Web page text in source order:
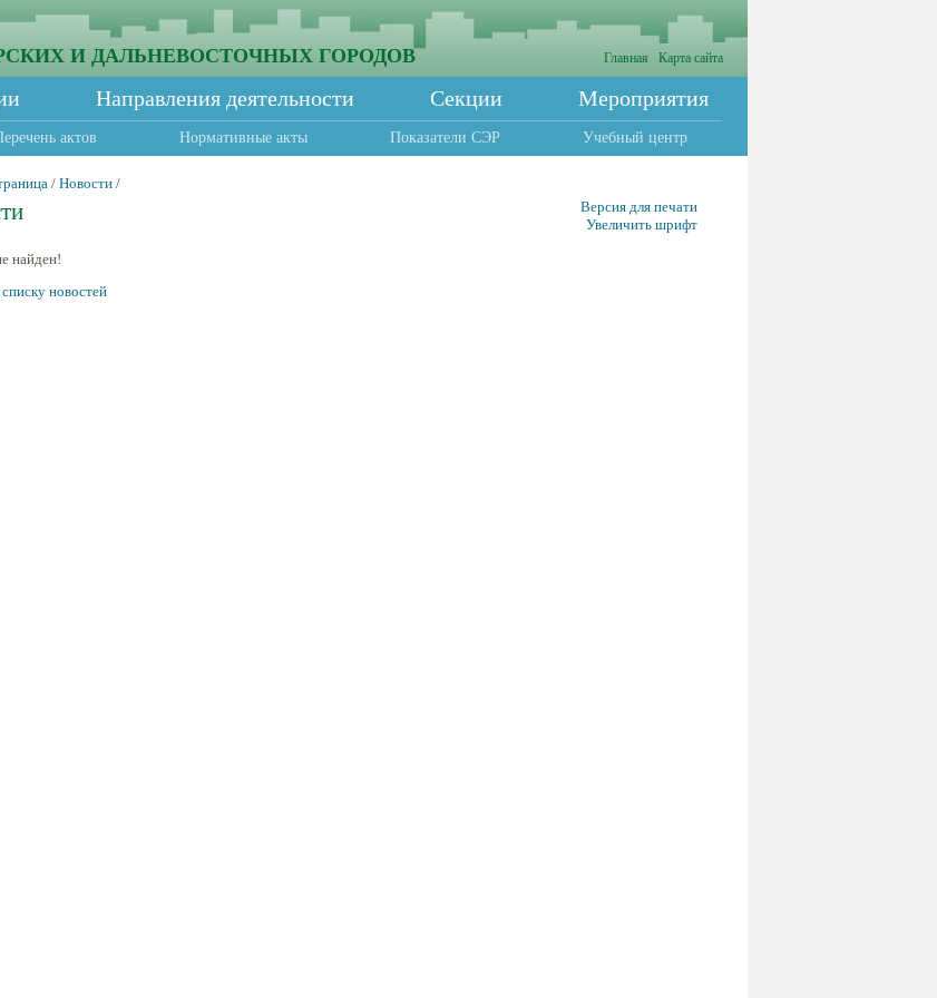
И ДАЛЬНЕВОСТОЧНЫХ ГОРОДОВ Главная Карта сайта
Направления деятельности Секции Мероприятия
актов Нормативные акты Показатели СЭР Учебный центр
/ Новости /
Версия для печати
Увеличить шрифт
найден!
новостей